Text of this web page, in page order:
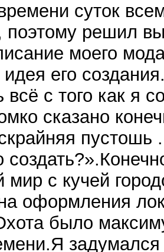
суток
поэтому решил
моего
идея его
всё с того как я
сказано
пустошь
мир с кучей
оформления
было